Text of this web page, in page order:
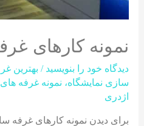
نمونه کارهای
دیدگاه‌ خود را بنویسید / بهترین
سازی نمایشگاه، نمونه غرفه
اژدری
برای دیدن نمونه کارهای غرفه